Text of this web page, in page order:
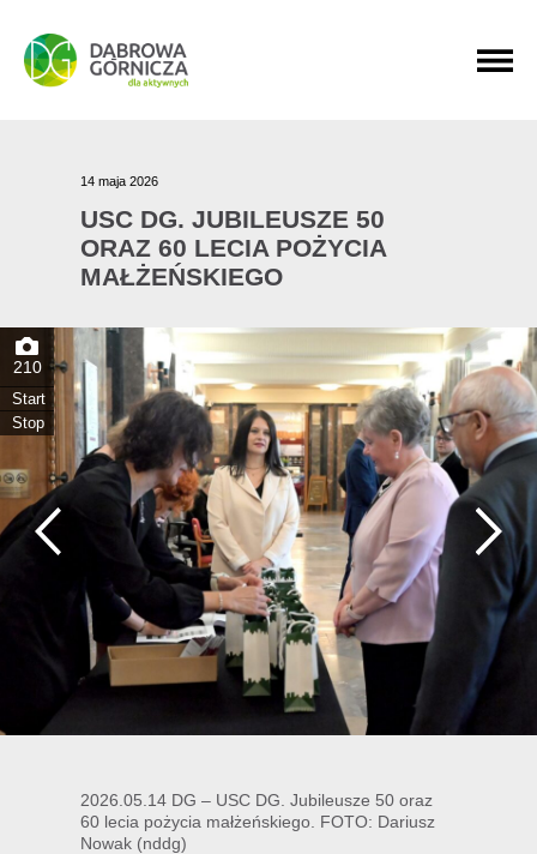
PRZEJDŹ DO MENU GŁÓWNEGO
PRZEJDŹ DO WYSZUKIWARKI
PRZEJDŹ DO TREŚCI
14 maja 2026
USC DG. JUBILEUSZE 50
ORAZ 60 LECIA POŻYCIA
MAŁŻEŃSKIEGO
210
Start
Stop
2026.05.14 DG – USC DG. Jubileusze 50 oraz
60 lecia pożycia małżeńskiego. FOTO: Dariusz
Nowak (nddg)